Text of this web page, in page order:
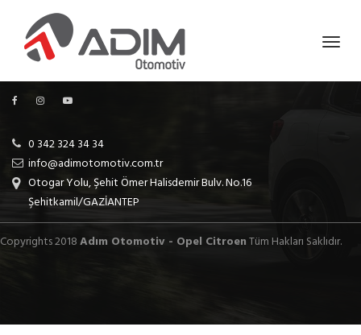
0 342 324 34 34
info@adimotomotiv.com.tr
Otogar Yolu, Şehit Ömer Halisdemir Bulv. No.16
Şehitkamil/GAZİANTEP
Copyrights 2018Adım Otomotiv - Opel CitroenTüm Hakları Saklıdır.